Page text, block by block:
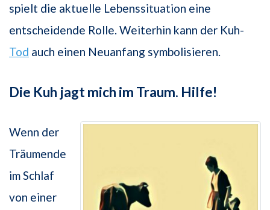
spielt die aktuelle Lebenssituation eine
entscheidende Rolle. Weiterhin kann der Kuh-
Tod auch einen Neuanfang symbolisieren.
Die Kuh jagt mich im Traum. Hilfe!
Wenn der
Träumende
im Schlaf
von einer